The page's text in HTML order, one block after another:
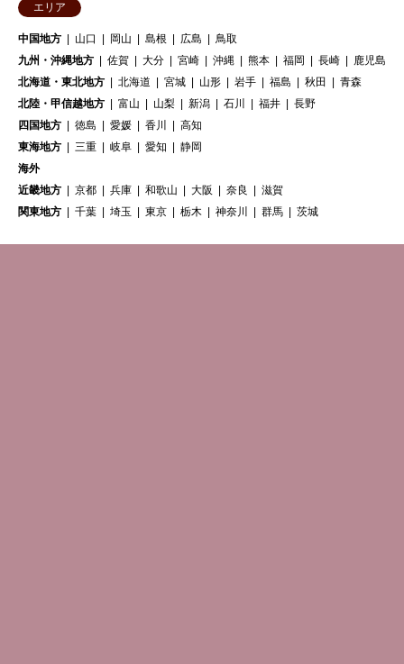
エリア
中国地方 山口 岡山 島根 広島
鳥取
九州・沖縄地方
佐賀 大分 宮崎 沖縄 熊本 福岡 長崎
鹿児島
北海道・東北地方
北海道 宮城 山形 岩手 福島 秋田
青森
北陸・甲信越地方
富山 山梨 新潟 石川 福井
長野
四国地方
徳島 愛媛 香川
高知
東海地方
三重 岐阜 愛知
静岡
海外
近畿地方
京都 兵庫 和歌山 大阪 奈良
滋賀
関東地方
千葉 埼玉 東京 栃木 神奈川 群馬 茨城